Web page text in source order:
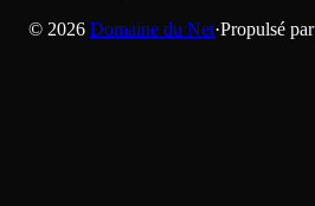
© 2026 Domaine du Net·Propulsé par